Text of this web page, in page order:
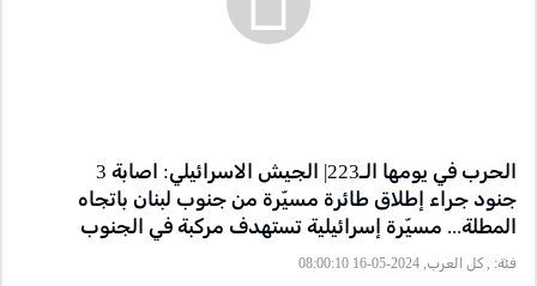
الحرب في يومها الـ223| الجيش الاسرائيلي: اصابة 3
جنود جراء إطلاق طائرة مسيّرة من جنوب لبنان باتجاه
المطلة... مسيّرة إسرائيلية تستهدف مركبة في الجنوب
اللبناني
فئة: , كل العرب, 2024-05-16 08:00:10